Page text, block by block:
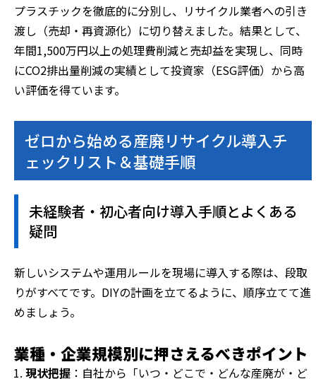
プラスチックを徹底的に分別し、リサイクル業者への引き
渡し（売却・再資源化）に切り替えました。結果として、
年間1,500万円以上の処理費削減と売却益を実現し、同時
にCO2排出量削減の実績として投資家（ESG評価）から高
い評価を得ています。
ゼロから始める産廃リサイクル導入チ
ェックリスト＆基礎手順
未経験者・初心者向け導入手順とよくある
疑問
新しいシステムや運用ルールを現場に導入する際は、段取
りがすべてです。DIYの計画を立てるように、順序立てて進
めましょう。
業種・企業規模別に押さえるべきポイント
現状把握 ：自社から「いつ・どこで・どんな産廃が・ど